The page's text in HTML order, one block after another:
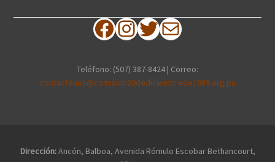
Facebook
Instagram
Twitter
Correo electrónico
Teléfono: (507) 387-8424 | Correo:
contactenos@comision20dediciembrede1989.org.pa
Dirección:Ancón, Balboa, Avenida Rómulo Escobar Bethancourt,